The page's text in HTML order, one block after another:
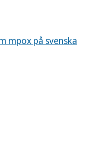
mpox på svenska